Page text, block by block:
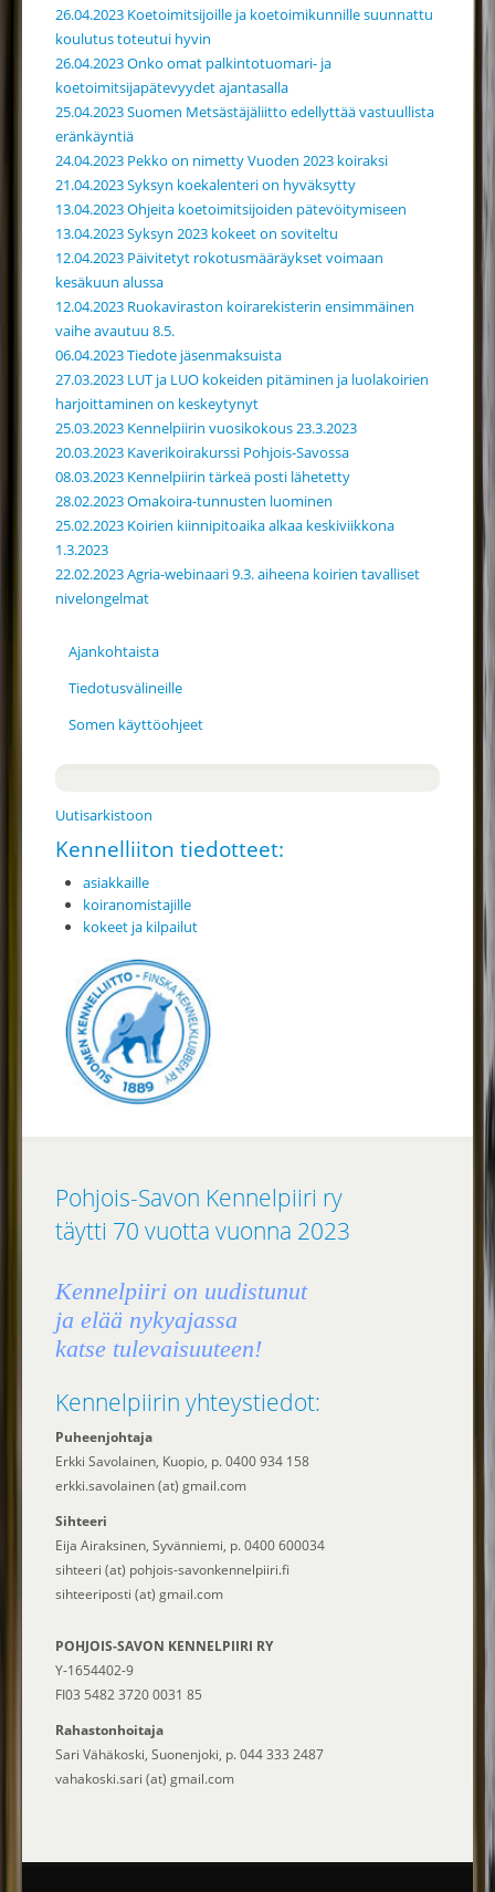
26.04.2023 Koetoimitsijoille ja koetoimikunnille suunnattu
koulutus toteutui hyvin
26.04.2023 Onko omat palkintotuomari- ja
koetoimitsijapätevyydet ajantasalla
25.04.2023 Suomen Metsästäjäliitto edellyttää vastuullista
eränkäyntiä
24.04.2023 Pekko on nimetty Vuoden 2023 koiraksi
21.04.2023 Syksyn koekalenteri on hyväksytty
13.04.2023 Ohjeita koetoimitsijoiden pätevöitymiseen
13.04.2023 Syksyn 2023 kokeet on soviteltu
12.04.2023 Päivitetyt rokotusmääräykset voimaan
kesäkuun alussa
12.04.2023 Ruokaviraston koirarekisterin ensimmäinen
vaihe avautuu 8.5.
06.04.2023 Tiedote jäsenmaksuista
27.03.2023 LUT ja LUO kokeiden pitäminen ja luolakoirien
harjoittaminen on keskeytynyt
25.03.2023 Kennelpiirin vuosikokous 23.3.2023
20.03.2023 Kaverikoirakurssi Pohjois-Savossa
08.03.2023 Kennelpiirin tärkeä posti lähetetty
28.02.2023 Omakoira-tunnusten luominen
25.02.2023 Koirien kiinnipitoaika alkaa keskiviikkona
1.3.2023
22.02.2023 Agria-webinaari 9.3. aiheena koirien tavalliset
nivelongelmat
Ajankohtaista
Tiedotusvälineille
Somen käyttöohjeet
Uutisarkistoon
Kennelliiton tiedotteet:
asiakkaille
koiranomistajille
kokeet ja kilpailut
Pohjois-Savon Kennelpiiri ry
täytti 70 vuotta vuonna 2023
Kennelpiiri on uudistunut
ja elää nykyajassa
katse tulevaisuuteen!
Kennelpiirin yhteystiedot:
Puheenjohtaja
Erkki Savolainen, Kuopio, p. 0400 934 158
erkki.savolainen (at) gmail.com
Sihteeri
Eija Airaksinen, Syvänniemi, p. 0400 600034
sihteeri (at) pohjois-savonkennelpiiri.fi
sihteeriposti (at) gmail.com
POHJOIS-SAVON KENNELPIIRI RY
Y-1654402-9
FI03 5482 3720 0031 85
Rahastonhoitaja
Sari Vähäkoski, Suonenjoki, p. 044 333 2487
vahakoski.sari (at) gmail.com